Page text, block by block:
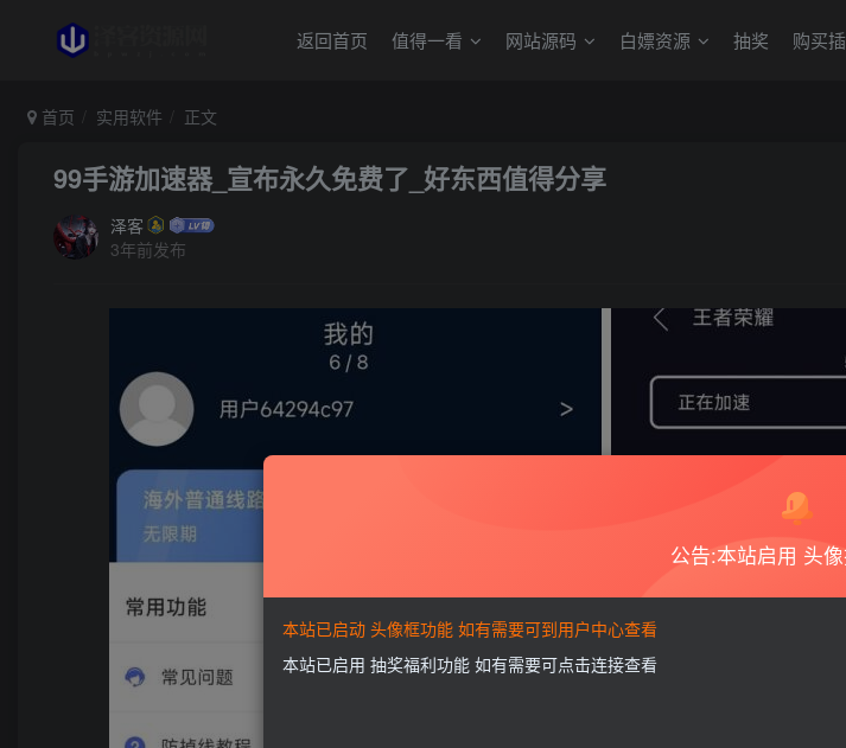
返回首页 值得一看 网站源码 白嫖资源 抽奖 购买
首页 实用软件 正文
99手游加速器_宣布永久免费了_好东西值得分享
泽客
3年前发布
公告:本站启用 头
本站已启动 头像框功能 如有需要可到用户中心查看
本站已启用 抽奖福利功能 如有需要可点击连接查看